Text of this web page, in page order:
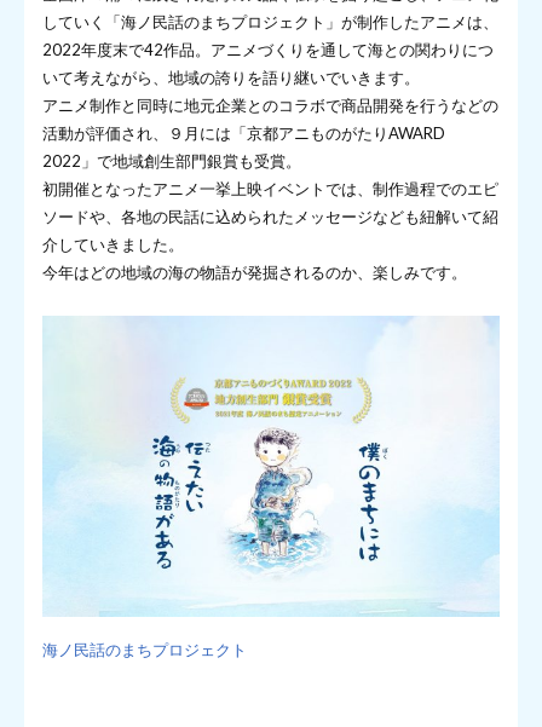
していく「海ノ民話のまちプロジェクト」が制作したアニメは、
2022年度末で42作品。アニメづくりを通して海との関わりにつ
いて考えながら、地域の誇りを語り継いでいきます。
アニメ制作と同時に地元企業とのコラボで商品開発を行うなどの
活動が評価され、９月には「京都アニものがたりAWARD
2022」で地域創生部門銀賞も受賞。
初開催となったアニメ一挙上映イベントでは、制作過程でのエピ
ソードや、各地の民話に込められたメッセージなども紐解いて紹
介していきました。
今年はどの地域の海の物語が発掘されるのか、楽しみです。
海ノ民話のまちプロジェクト